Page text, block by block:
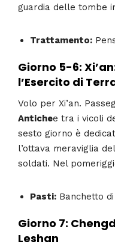
guardia delle tombe
Trattamento:
Giorno 5-6:
l’Esercito di
Volo per Xi’an.
Antichee tra i vicoli
sesto giorno è
l’ottava meraviglia
soldati. Nel
Pasti: Banchetto
Giorno 7:
Leshan